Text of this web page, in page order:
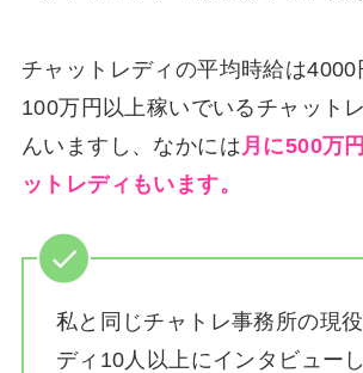
チャットレディの平均時給は4000
100万円以上稼いでいるチャット
んいますし、なかには月に500万
ットレディもいます。
私と同じチャトレ事務所の現
ディ10人以上にインタビュー